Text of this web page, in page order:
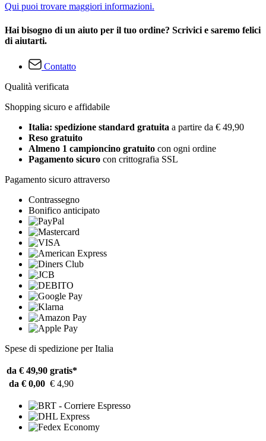
Qui puoi trovare maggiori informazioni.
Hai bisogno di un aiuto per il tuo ordine? Scrivici e saremo felici
di aiutarti.
Contatto
Qualità verificata
Shopping sicuro e affidabile
Italia: spedizione standard gratuita a partire da € 49,90
Reso gratuito
Almeno 1 campioncino gratuito con ogni ordine
Pagamento sicuro con crittografia SSL
Pagamento sicuro attraverso
Contrassegno
Bonifico anticipato
Spese di spedizione per Italia
da € 49,90 gratis*
da € 0,00 € 4,90